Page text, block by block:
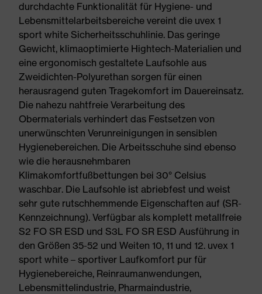
durchdachte Funktionalität für Hygiene- und
Lebensmittelarbeitsbereiche vereint die uvex 1
sport white Sicherheitsschuhlinie. Das geringe
Gewicht, klimaoptimierte Hightech-Materialien und
eine ergonomisch gestaltete Laufsohle aus
Zweidichten-Polyurethan sorgen für einen
herausragend guten Tragekomfort im Dauereinsatz.
Die nahezu nahtfreie Verarbeitung des
Obermaterials verhindert das Festsetzen von
unerwünschten Verunreinigungen in sensiblen
Hygienebereichen. Die Arbeitsschuhe sind ebenso
wie die herausnehmbaren
Klimakomfortfußbettungen bei 30° Celsius
waschbar. Die Laufsohle ist abriebfest und weist
sehr gute rutschhemmende Eigenschaften auf (SR-
Kennzeichnung). Verfügbar als komplett metallfreie
S2 FO SR ESD und S3L FO SR ESD Ausführung in
den Größen 35-52 und Weiten 10, 11 und 12. uvex 1
sport white – sportiver Laufkomfort pur für
Hygienebereiche, Reinraumanwendungen,
Lebensmittelindustrie, Pharmaindustrie,